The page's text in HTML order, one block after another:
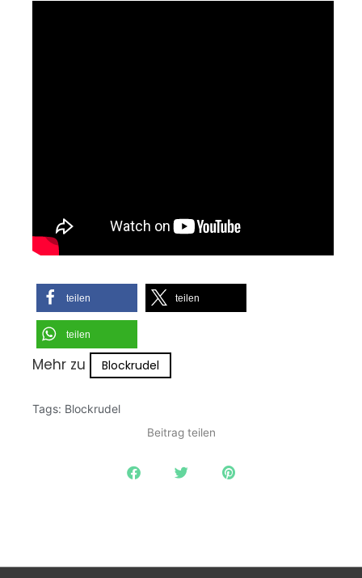
teilen teilen
teilen
Mehr zu Blockrudel
Tags: Blockrudel
Beitrag teilen